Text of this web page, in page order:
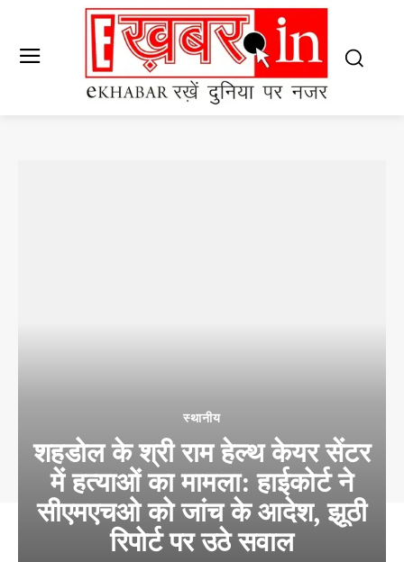
स्थानीय
शहडोल के श्री राम हेल्थ केयर सेंटर
में हत्याओं का मामला: हाईकोर्ट ने
सीएमएचओ को जांच के आदेश, झूठी
रिपोर्ट पर उठे सवाल